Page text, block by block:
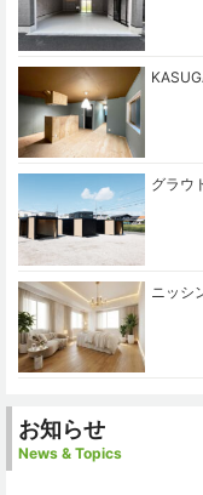
グラウ
ニッシ
お知らせ
News & Topics